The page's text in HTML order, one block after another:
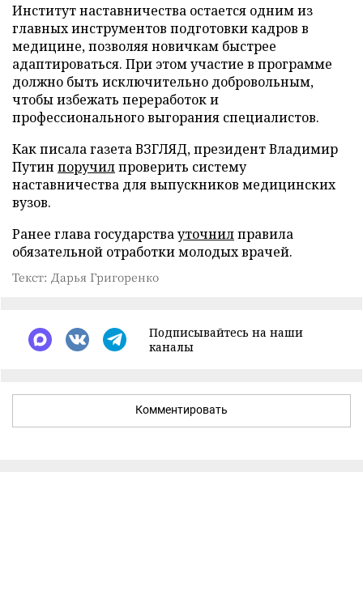
Институт наставничества остается одним из
главных инструментов подготовки кадров в
медицине, позволяя новичкам быстрее
адаптироваться. При этом участие в программе
должно быть исключительно добровольным,
чтобы избежать переработок и
профессионального выгорания специалистов.
Как писала газета ВЗГЛЯД, президент Владимир
Путин поручилпроверить систему
наставничества для выпускников медицинских
вузов.
Ранее глава государствауточнилправила
обязательной отработки молодых врачей.
Текст: Дарья Григоренко
Подписывайтесь на наши
каналы
Комментировать